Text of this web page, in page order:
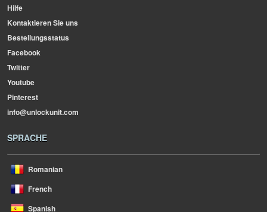
Hilfe
Kontaktieren Sie uns
Bestellungsstatus
Facebook
Twitter
Youtube
Pinterest
info@unlockunit.com
SPRACHE
Romanian
French
Spanish